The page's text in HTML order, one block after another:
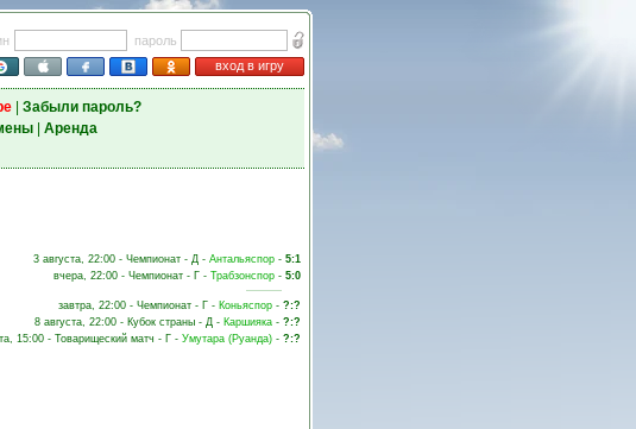
пароль
вход в игру
| Забыли пароль?
| Аренда
3 августа, 22:00 - Чемпионат - Д - Антальяспор - 5:1
вчера, 22:00 - Чемпионат - Г - Трабзонспор - 5:0
завтра, 22:00 - Чемпионат - Г - Коньяспор - ?:?
8 августа, 22:00 - Кубок страны - Д - Каршияка - ?:?
15:00 - Товарищеский матч - Г - Умутара (Руанда) - ?:?